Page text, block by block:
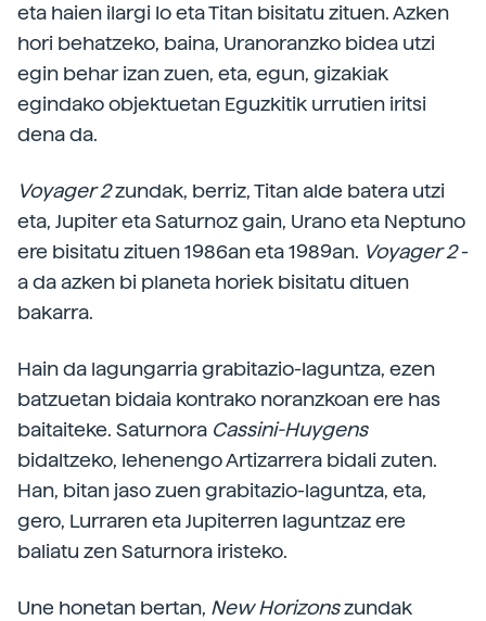
eta haien ilargi Io eta Titan bisitatu zituen. Azken
hori behatzeko, baina, Uranoranzko bidea utzi
egin behar izan zuen, eta, egun, gizakiak
egindako objektuetan Eguzkitik urrutien iritsi
dena da.
Voyager 2zundak, berriz, Titan alde batera utzi
eta, Jupiter eta Saturnoz gain, Urano eta Neptuno
ere bisitatu zituen 1986an eta 1989an. Voyager 2-
a da azken bi planeta horiek bisitatu dituen
bakarra.
Hain da lagungarria grabitazio-laguntza, ezen
batzuetan bidaia kontrako noranzkoan ere has
baitaiteke. Saturnora Cassini-Huygens
bidaltzeko, lehenengo Artizarrera bidali zuten.
Han, bitan jaso zuen grabitazio-laguntza, eta,
gero, Lurraren eta Jupiterren laguntzaz ere
baliatu zen Saturnora iristeko.
Une honetan bertan, New Horizonszundak